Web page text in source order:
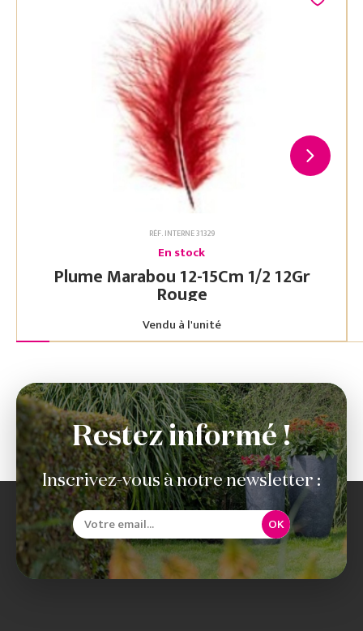
RÉF. INTERNE 31329
En stock
Plume Marabou 12-15Cm 1/2 12Gr
Rouge
Vendu à l'unité
Restez informé !
Inscrivez-vous à notre newsletter :
OK